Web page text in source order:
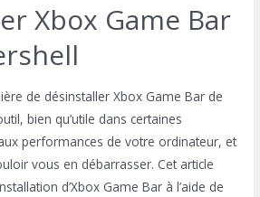
Xbox Game Bar
de désinstaller Xbox Game Bar de
bien qu’utile dans certaines
performances de votre ordinateur, et
vous en débarrasser. Cet article
d’Xbox Game Bar à l’aide de